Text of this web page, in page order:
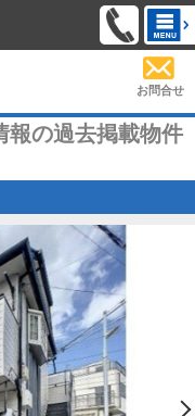
お問合せ
報の過去掲載物件